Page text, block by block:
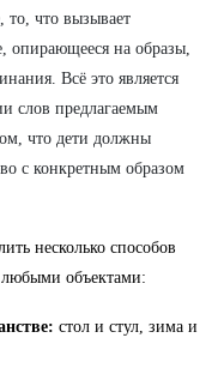
то, что вызывает
опирающееся на образы,
Всё это является
слов предлагаемым
что дети должны
с конкретным образом
несколько способов
любыми объектами:
стол и стул, зима и